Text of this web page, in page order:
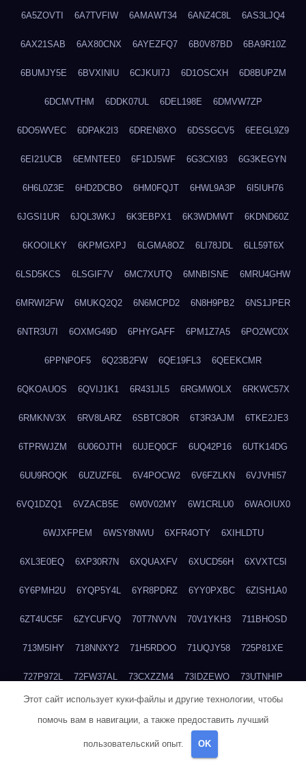
6A5ZOVTI 6A7TVFIW 6AMAWT34 6ANZ4C8L 6AS3LJQ4
6AX21SAB 6AX80CNX 6AYEZFQ7 6B0V87BD 6BA9R10Z
6BUMJY5E 6BVXINIU 6CJKUI7J 6D1OSCXH 6D8BUPZM
6DCMVTHM 6DDK07UL 6DEL198E 6DMVW7ZP
6DO5WVEC 6DPAK2I3 6DREN8XO 6DSSGCV5 6EEGL9Z9
6EI21UCB 6EMNTEE0 6F1DJ5WF 6G3CXI93 6G3KEGYN
6H6L0Z3E 6HD2DCBO 6HM0FQJT 6HWL9A3P 6I5IUH76
6JGSI1UR 6JQL3WKJ 6K3EBPX1 6K3WDMWT 6KDND60Z
6KOOILKY 6KPMGXPJ 6LGMA8OZ 6LI78JDL 6LL59T6X
6LSD5KCS 6LSGIF7V 6MC7XUTQ 6MNBISNE 6MRU4GHW
6MRWI2FW 6MUKQ2Q2 6N6MCPD2 6N8H9PB2 6NS1JPER
6NTR3U7I 6OXMG49D 6PHYGAFF 6PM1Z7A5 6PO2WC0X
6PPNPOF5 6Q23B2FW 6QE19FL3 6QEEKCMR
6QKOAUOS 6QVIJ1K1 6R431JL5 6RGMWOLX 6RKWC57X
6RMKNV3X 6RV8LARZ 6SBTC8OR 6T3R3AJM 6TKE2JE3
6TPRWJZM 6U06OJTH 6UJEQ0CF 6UQ42P16 6UTK14DG
6UU9ROQK 6UZUZF6L 6V4POCW2 6V6FZLKN 6VJVHI57
6VQ1DZQ1 6VZACB5E 6W0V02MY 6W1CRLU0 6WAOIUX0
6WJXFPEM 6WSY8NWU 6XFR4OTY 6XIHLDTU
6XL3E0EQ 6XP30R7N 6XQUAXFV 6XUCD56H 6XVXTC5I
6Y6PMH2U 6YQP5Y4L 6YR8PDRZ 6YY0PXBC 6ZISH1A0
6ZT4UC5F 6ZYCUFVQ 70T7NVVN 70V1YKH3 711BHOSD
713M5IHY 718NNXY2 71H5RDOO 71UQJY58 725P81XE
727P972L 72FW37AL 73CXZZM4 73IDZEWO 73UTNHIP
73VKAF4E 740HGIUK 745ACL1O 74DPJX4S 74DVDXRM
76BJGQ4F
Этот сайт использует куки-файлы и другие технологии, чтобы
помочь вам в навигации, а также предоставить лучший
пользовательский опыт. OK